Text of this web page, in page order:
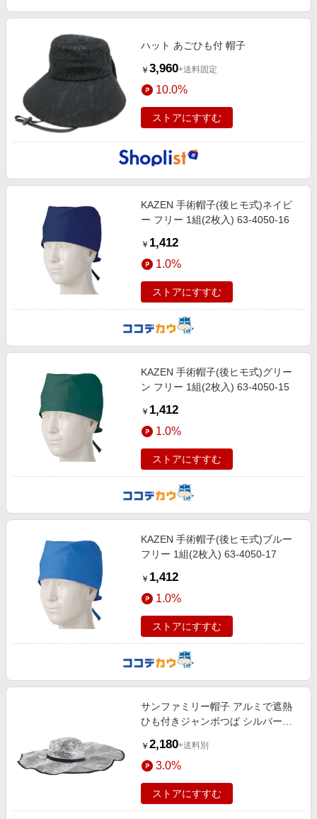
ハット あごひも付 帽子
￥ 3,960+送料固定
10.0%
ストアにすすむ
KAZEN 手術帽子(後ヒモ式)ネイビ
ー フリー 1組(2枚入) 63-4050-16
￥ 1,412
1.0%
ストアにすすむ
KAZEN 手術帽子(後ヒモ式)グリー
ン フリー 1組(2枚入) 63-4050-15
￥ 1,412
1.0%
ストアにすすむ
KAZEN 手術帽子(後ヒモ式)ブルー
フリー 1組(2枚入) 63-4050-17
￥ 1,412
1.0%
ストアにすすむ
サンファミリー帽子 アルミで遮熱
ひも付きジャンボつば シルバー
ット 遮熱 保冷剤ポケット
￥ 2,180+送料別
3.0%
ストアにすすむ